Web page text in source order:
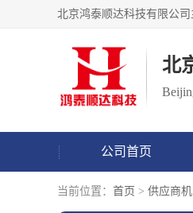
北
公司首页
当前位置： 首页 > 供应商机